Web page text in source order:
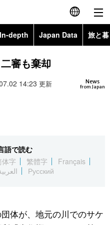
English
简体字
繁體字
العربية
In-depth Japan Data 旅と
Images
お知らせ
審も棄却
News
from Japan
14:23 更新
語で読む
体字 繁體字
Français
Русский
体が、地元の川でのサケ